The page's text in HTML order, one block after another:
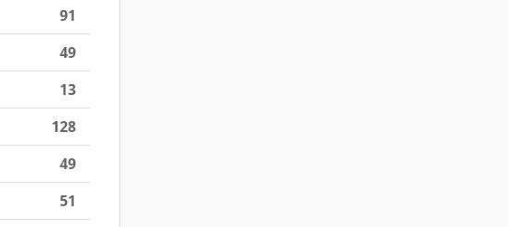
91
49
13
128
49
51